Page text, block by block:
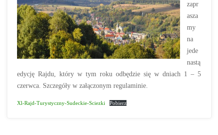
zapr
asza
my
na
jede
nastą
edycję Rajdu, który w tym roku odbędzie się w dniach 1 – 5
czerwca. Szczegóły w załączonym regulaminie.
Xl-Rajd-Turystyczny-Sudeckie-Sciezki Pobierz